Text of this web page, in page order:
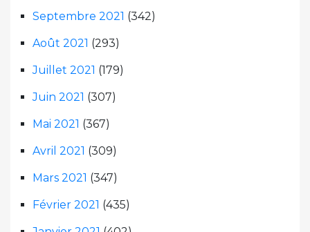
Septembre 2021 (342)
Août 2021 (293)
Juillet 2021 (179)
Juin 2021 (307)
Mai 2021 (367)
Avril 2021 (309)
Mars 2021 (347)
Février 2021 (435)